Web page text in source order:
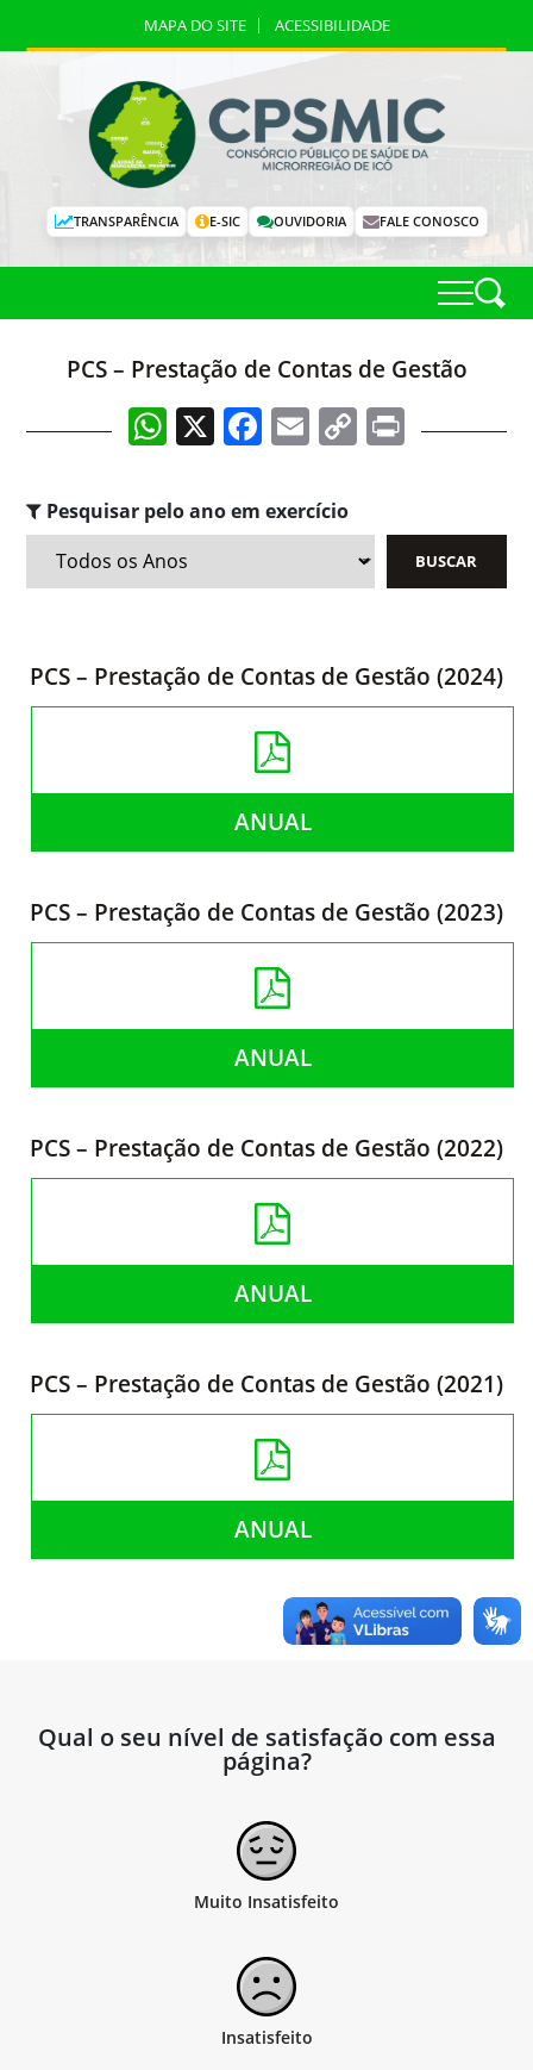
MAPA DO SITE ACESSIBILIDADE
TRANSPARÊNCIA E-SIC OUVIDORIA FALE CONOSCO
PCS – Prestação de Contas de Gestão
WhatsApp
X Facebook
EmailCopyPrint
Pesquisar pelo ano em exercício
PCS – Prestação de Contas de Gestão (2024)
ANUAL
PCS – Prestação de Contas de Gestão (2023)
ANUAL
PCS – Prestação de Contas de Gestão (2022)
ANUAL
PCS – Prestação de Contas de Gestão (2021)
ANUAL
Qual o seu nível de satisfação com essa
página?